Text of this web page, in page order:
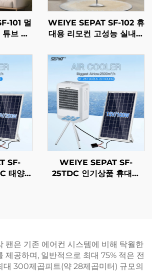
101 멀
브 할
WEIYE SEPAT SF-102 휴
대용 리모컨 고성능 실내외
SF-
태양광
WEIYE SEPAT SF-
25TDC 인기상품 휴대용
팬은 기존 에어컨 시스템에 비해 탁월한
제공하며, 일반적으로 최대 75% 적은 전
대 300제곱피트(약 28제곱미터) 규모의